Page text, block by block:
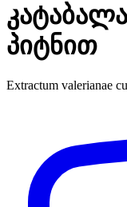
პიტნით
Extractum valerianae